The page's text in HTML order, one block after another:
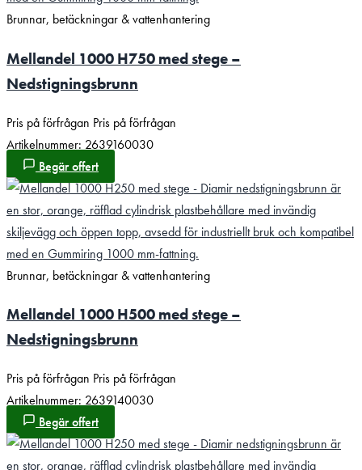
Brunnar, betäckningar & vattenhantering
Mellandel 1000 H750 med stege –
Nedstigningsbrunn
Pris på förfrågan Pris på förfrågan
Artikelnummer: 2639160030
Begär offert
Brunnar, betäckningar & vattenhantering
Mellandel 1000 H500 med stege –
Nedstigningsbrunn
Pris på förfrågan Pris på förfrågan
Artikelnummer: 2639140030
Begär offert